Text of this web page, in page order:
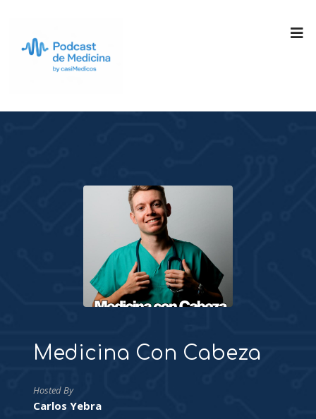
Medicina Con Cabeza
Hosted By
Carlos Yebra